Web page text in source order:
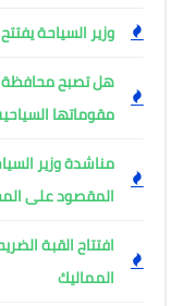
وزير السياحة
هل تصبح محافظة
مقوماتها
مناشدة وزير
المقصود على
افتتاح القبة
المماليك